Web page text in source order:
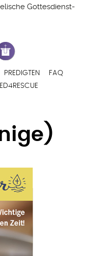
Gottesdienst-
PREDIGTEN
FAQ